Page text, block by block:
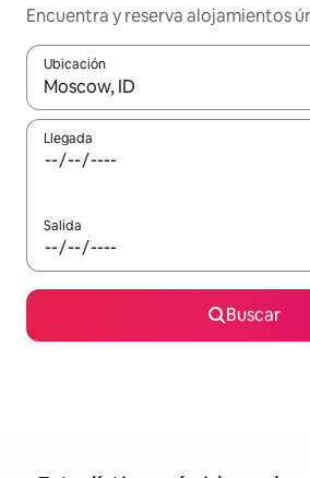
Encuentra y reserva alojamientos
Ubicación
Cuando los resultados estén
Llegada
Salida
Buscar